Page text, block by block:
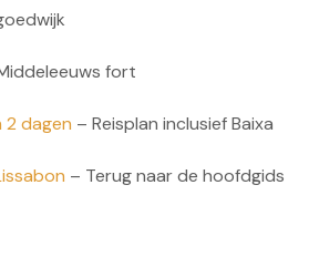
fort
2 dagen – Reisplan inclusief Baixa
– Terug naar de hoofdgids